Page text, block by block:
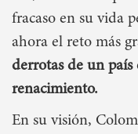
fracaso en su vida
ahora el reto más
derrotas de un país
renacimiento.
En su visión,